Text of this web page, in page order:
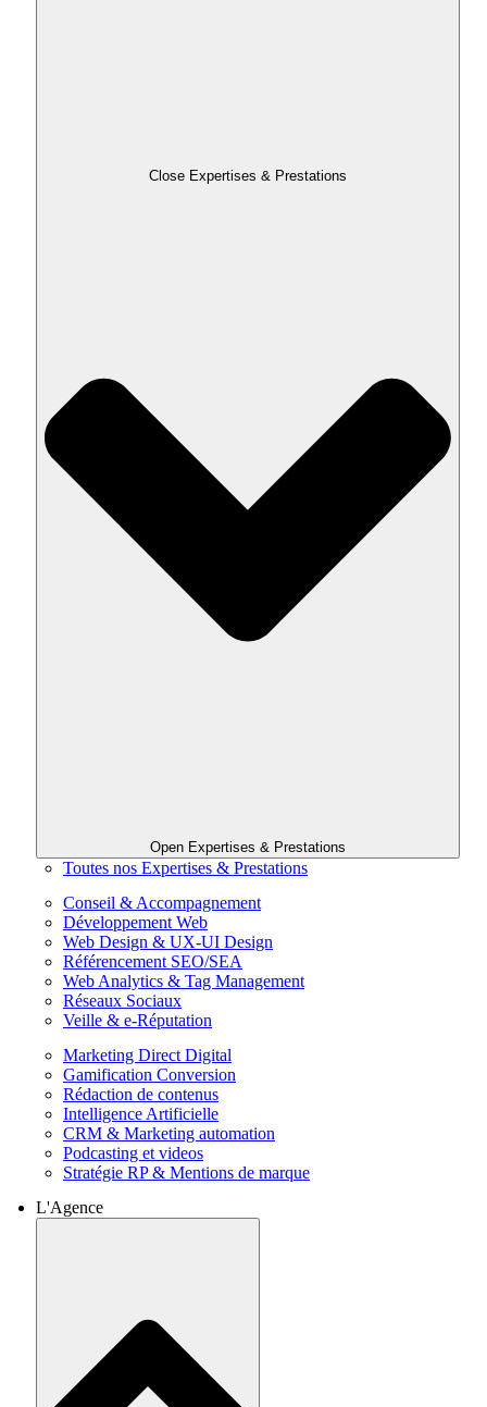
Close Expertises & Prestations
Open Expertises & Prestations
Toutes nos Expertises & Prestations
Conseil & Accompagnement
Développement Web
Web Design & UX-UI Design
Référencement SEO/SEA
Web Analytics & Tag Management
Réseaux Sociaux
Veille & e-Réputation
Marketing Direct Digital
Gamification Conversion
Rédaction de contenus
Intelligence Artificielle
CRM & Marketing automation
Podcasting et videos
Stratégie RP & Mentions de marque
L'Agence